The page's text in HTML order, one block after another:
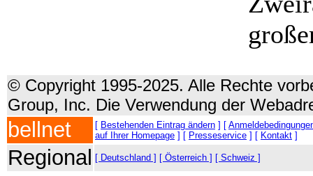
© Copyright 1995-2025. Alle Rechte
Group, Inc. Die Verwendung der
bellnet [ Bestehenden Eintrag ändern ] [
auf Ihrer Homepage ] [ Presseservice ] [ Kontakt ]
Regional [ Deutschland ] [ Österreich ] [ Schweiz ]